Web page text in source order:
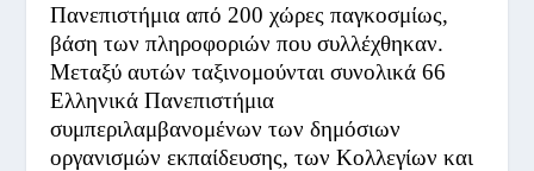
Πανεπιστήμια από 200 χώρες παγκοσμίως,
βάση των πληροφοριών που συλλέχθηκαν.
Μεταξύ αυτών ταξινομούνται συνολικά 66
Ελληνικά Πανεπιστήμια
συμπεριλαμβανομένων των δημόσιων
οργανισμών εκπαίδευσης, των Κολλεγίων και